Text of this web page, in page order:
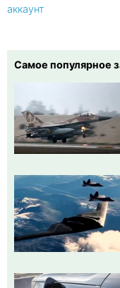
аккаунт
Самое популярное